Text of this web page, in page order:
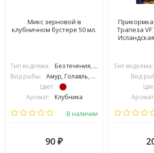
Микс зерновой в
клубничном бустере 50 мл.
Тип водоёма:
Без течения, С течением
Вид рыбы:
Амур, Голавль, Густера, Карась, Карп, Лещ, Линь, Плотва, Подлещик, Подуст, Рыбец, Усач, Язь, Сазан, Толстолоб
Цвет:
Аромат:
Клубника
Фракция:
В наличии
90 ₽
Трапеза
Тип водоёма:
Вид
Аромат:
Фракция: